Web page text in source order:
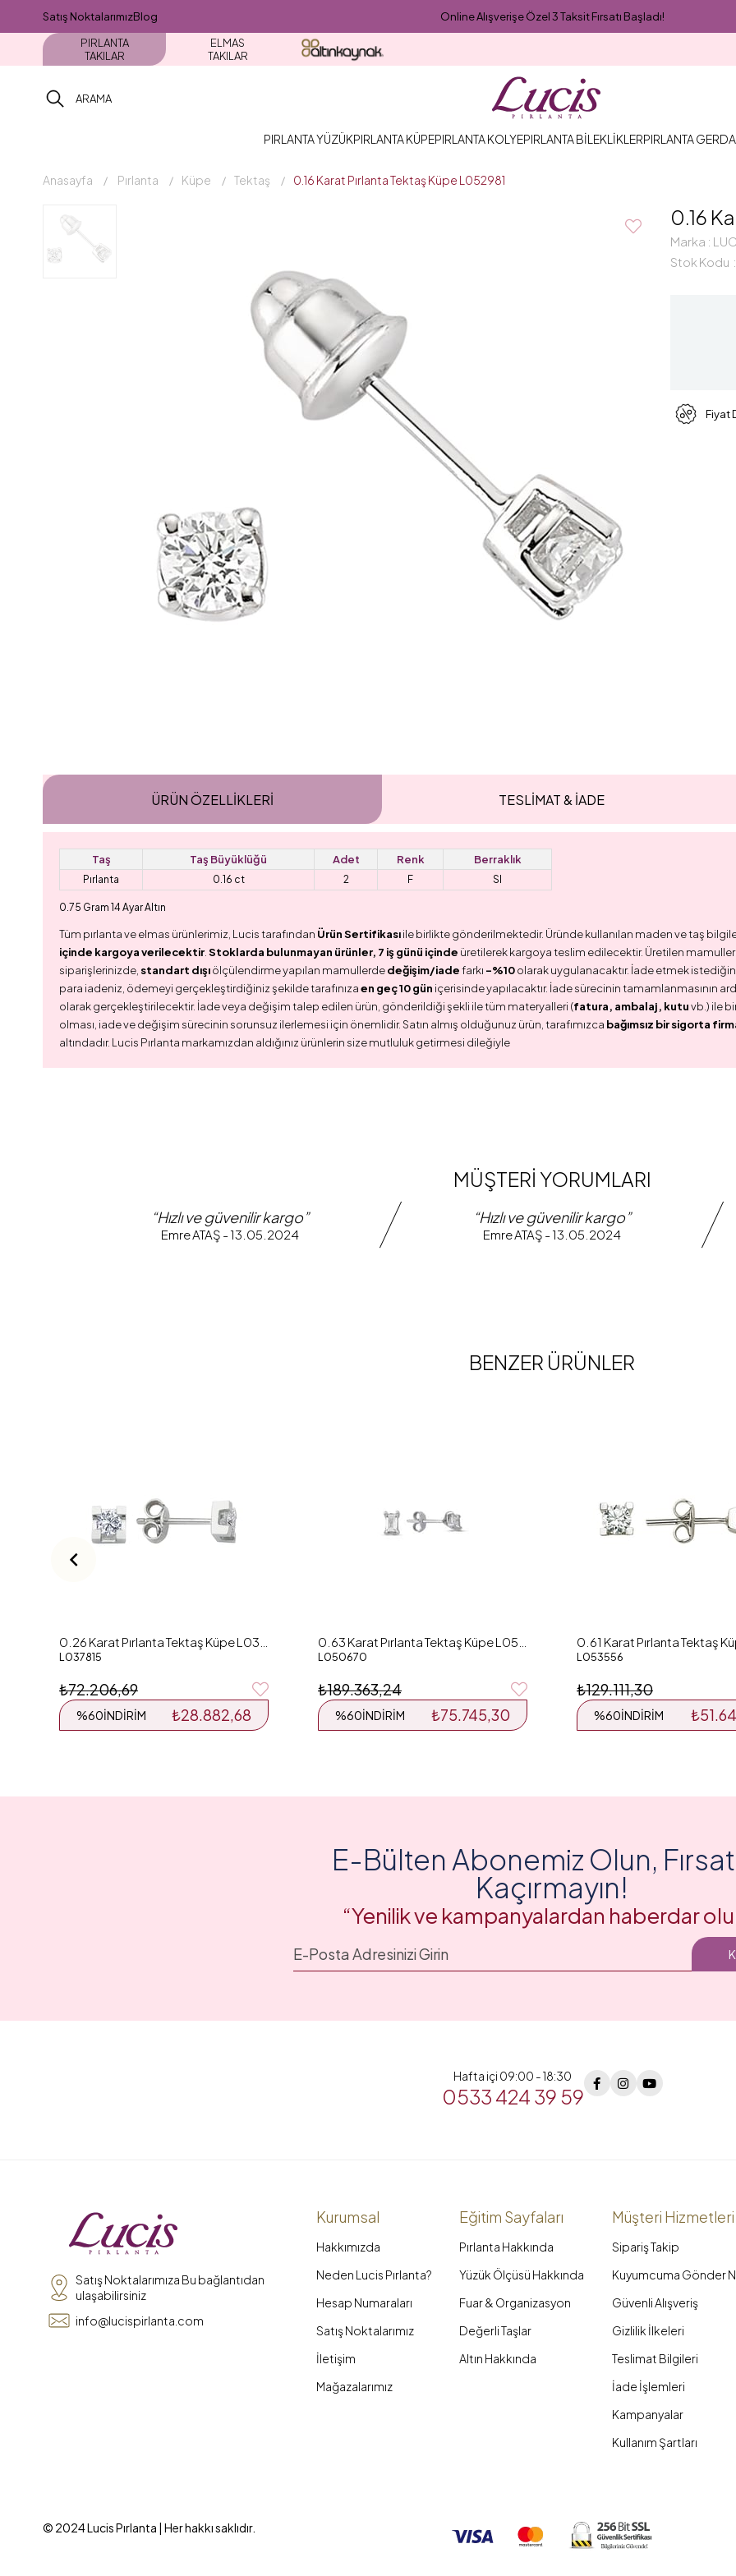
Satış NoktalarımızBlog
Online Alışverişe Özel 3 Taksit Fırsatı Başladı!
PIRLANTA
TAKILAR
ELMAS
TAKILAR
PIRLANTA YÜZÜKPIRLANTA KÜPEPIRLANTA KOLYEPIRLANTA BİLEKLİKLERPIRLANTA
Anasayfa Pırlanta Küpe Tektaş 0.16 Karat Pırlanta Tektaş Küpe L052981
0.16
Marka :
Stok Kodu
Fiyat
ÜRÜN ÖZELLIKLERI TESLİMAT & İADE
Taş Taş Büyüklüğü Adet Renk Berraklık
Pırlanta 0.16 ct 2 F SI
0.75 Gram 14 Ayar Altın
Tüm pırlanta ve elmas ürünlerimiz, Lucis tarafından Ürün Sertifikasıile birlikte gönderilmektedir. Üründe kullanılan maden ve taş
içinde kargoya verilecektir. Stoklarda bulunmayan ürünler, 7 iş günü içinde üretilerek kargoya teslim edilecektir. Üretilen
siparişlerinizde, standart dışıölçülendirme yapılan mamullerdedeğişim/iadefarkı -%10olarak uygulanacaktır. İade etmek
para iadeniz, ödemeyi gerçekleştirdiğiniz şekilde tarafınızaen geç 10 gün içerisinde yapılacaktır. İade sürecinin tamamlanmasının
olarak gerçekleştirilecektir. İade veya değişim talep edilen ürün, gönderildiği şekli ile tüm materyalleri (fatura, ambalaj, kutuvb.) ile
olması, iade ve değişim sürecinin sorunsuz ilerlemesi için önemlidir. Satın almış olduğunuz ürün, tarafımızca bağımsız bir sigorta
altındadır. Lucis Pırlanta markamızdan aldığınız ürünlerin size mutluluk getirmesi dileğiyle
MÜŞTERİ YORUMLARI
“Hızlı ve güvenilir kargo”
Emre ATAŞ - 13.05.2024
“Hızlı ve güvenilir kargo”
Emre ATAŞ - 13.05.2024
BENZER ÜRÜNLER
L037815
₺28.882,68
%60İNDIRIM
₺72.206,69
L050670
₺75.745,30
%60İNDIRIM
₺189.363,24
L053556
%60İNDIRIM
₺129.111,30
E-Bülten Abonemiz Olun,
Kaçırmayın!
“Yenilik ve kampanyalardan haberdar
Hafta içi 09:00 - 18:30
0533 424 39 59
Satış Noktalarımıza Bu bağlantıdan
ulaşabilirsiniz
info@lucispirlanta.com
Kurumsal
Hakkımızda
Neden Lucis Pırlanta?
Hesap Numaraları
Satış Noktalarımız
İletişim
Mağazalarımız
Eğitim Sayfaları
Pırlanta Hakkında
Yüzük Ölçüsü Hakkında
Fuar & Organizasyon
Değerli Taşlar
Altın Hakkında
Müşteri Hizmetleri
Sipariş Takip
Kuyumcuma Gönder
Güvenli Alışveriş
Gizlilik İlkeleri
Teslimat Bilgileri
İade İşlemleri
Kampanyalar
Kullanım Şartları
© 2024 Lucis Pırlanta | Her hakkı saklıdır.